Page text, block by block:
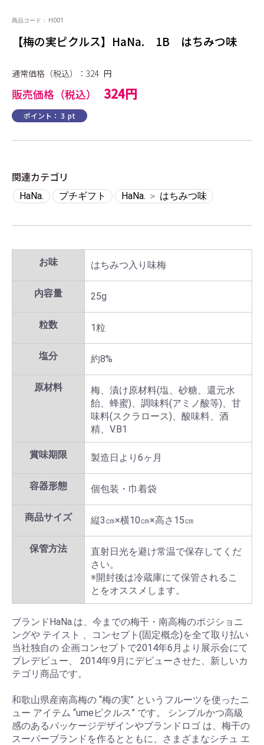
商品コード： H001
【梅の実ピクルス】HaNa. 1B はちみつ味
通常価格（税込）：324 円
販売価格（税込） 324円
ポイント： 3 pt
関連カテゴリ
HaNa. プチギフト HaNa. ＞ はちみつ味
お味 はちみつ入り味梅
内容量 25g
粒数 1粒
塩分 約8%
原材料
梅、漬け原材料(塩、砂糖、還元水
飴、蜂蜜)、調味料(アミノ酸等)、甘
味料(スクラロース)、酸味料、酒
精、V.B1
賞味期限 製造日より6ヶ月
容器形態 個包装・巾着袋
商品サイズ 縦3㎝×横10㎝×高さ15㎝
保管方法
直射日光を避け常温で保存してくだ
さい。
※開封後は冷蔵庫にて保管されるこ
とをオススメします。
ブランドHaNa.は、今までの梅干・南高梅のポジショニ
ングや テイスト 、コンセプト(固定概念)を全て取り払い
当社独自の 企画コンセプトで2014年6月より展示会にて
プレデビュー、 2014年9月にデビューさせた、新しいカ
テゴリ商品です。
和歌山県産南高梅の “梅の実” というフルーツを使ったニ
ュー アイテム “umeピクルス” です。 シンプルかつ高級
感のあるパッケージデザインやブランドロゴ は、梅干の
スーパーブランドを作るとともに、さまざまなシチュ エ